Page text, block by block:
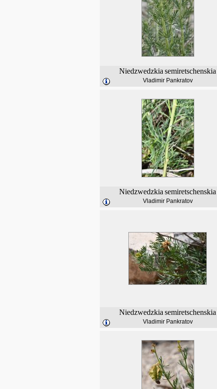
Niedzwedzkia semiretschenskia
Vladimir Pankratov
Niedzwedzkia semiretschenskia
Vladimir Pankratov
Niedzwedzkia semiretschenskia
Vladimir Pankratov